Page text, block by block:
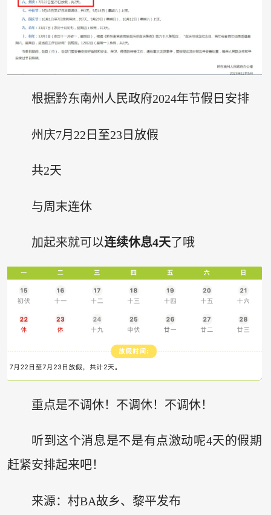
根据黔东南州人民政府2024年节假日安排
州庆7月22日至23日放假
共2天
与周末连休
加起来就可以连续休息4天了哦
重点是不调休！不调休！不调休！
听到这个消息是不是有点激动呢4天的假期
赶紧安排起来吧！
来源：村BA故乡、黎平发布